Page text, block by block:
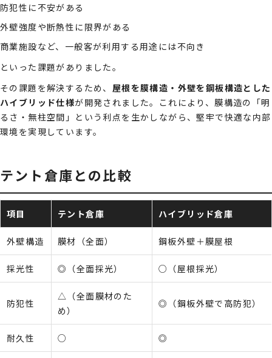
防犯性に不安がある
外壁強度や断熱性に限界がある
商業施設など、一般客が利用する用途には不向き
といった課題がありました。
その課題を解決するため、 屋根を膜構造・外壁を鋼板構造とした
ハイブリッド仕様が開発されました。これにより、膜構造の「明
るさ・無柱空間」という利点を生かしながら、堅牢で快適な内部
環境を実現しています。
テント倉庫との比較
項目 テント倉庫 ハイブリッド倉庫
外壁構造 膜材（全面） 鋼板外壁＋膜屋根
採光性 ◎（全面採光） ○（屋根採光）
防犯性
△（全面膜材のた
め）
◎（鋼板外壁で高防犯）
耐久性 ○ ◎